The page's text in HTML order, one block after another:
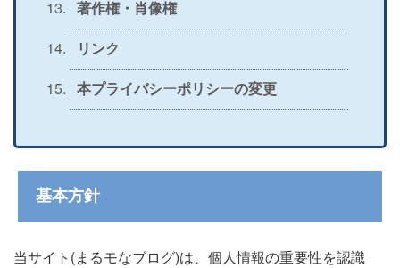
著作権・肖像権
リンク
本プライバシーポリシーの変更
基本方針
当サイト(まるモなブログ)は、個人情報の重要性を認識